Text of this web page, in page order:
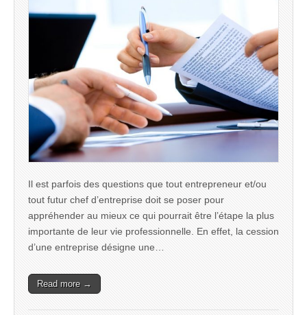
Il est parfois des questions que tout entrepreneur et/ou
tout futur chef d’entreprise doit se poser pour
appréhender au mieux ce qui pourrait être l’étape la plus
importante de leur vie professionnelle. En effet, la cession
d’une entreprise désigne une…
Read more →